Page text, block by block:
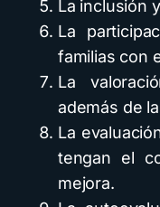
La inclusión
La
familias con
La
además de
La
tengan el
mejora.